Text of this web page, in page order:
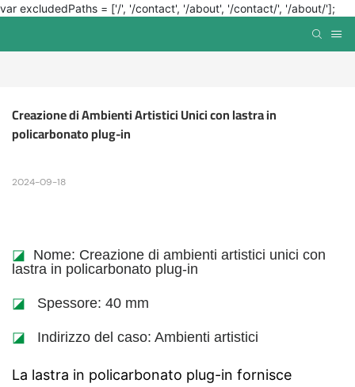
var excludedPaths = ['/', '/contact', '/about', '/contact/', '/about/'];
Creazione di Ambienti Artistici Unici con lastra in
policarbonato plug-in
2024-09-18
◪ Nome: Creazione di ambienti artistici unici con
lastra in policarbonato plug-in
◪ Spessore: 40 mm
◪ Indirizzo del caso: Ambienti artistici
La lastra in policarbonato plug-in fornisce